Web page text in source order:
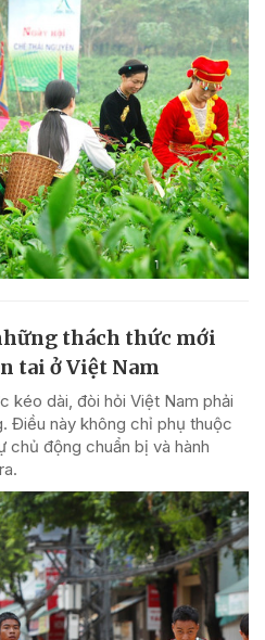
thách thức mới
tai ở Việt Nam
kéo dài, đòi hỏi Việt Nam phải
Điều này không chỉ phụ thuộc
chủ động chuẩn bị và hành